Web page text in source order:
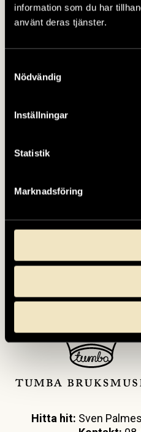
information som du har
använt deras tjänster.
Nödvändig
Inställningar
Statistik
Marknadsföring
Hitta hit: Sven